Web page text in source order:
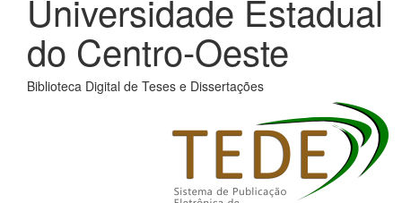
Universidade Estadual
do Centro-Oeste
Biblioteca Digital de Teses e Dissertações